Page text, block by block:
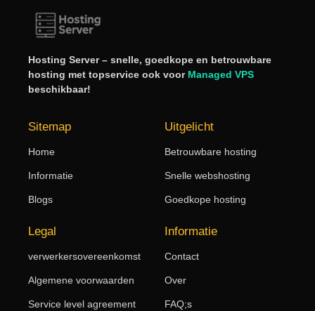
Hosting Server – snelle, goedkope en betrouwbare
hosting met topservice ook voor Managed VPS
beschikbaar!
Sitemap
Home
Informatie
Blogs
Uitgelicht
Betrouwbare hosting
Snelle webshosting
Goedkope hosting
Legal
verwerkersovereenkomst
Algemene voorwaarden
Service level agreement
Informatie
Contact
Over
FAQ;s